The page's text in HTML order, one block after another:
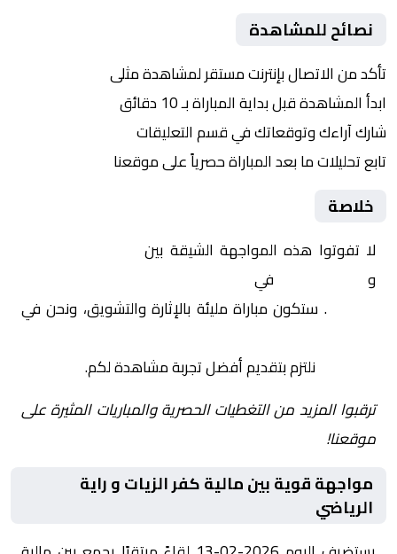
نصائح للمشاهدة
تأكد من الاتصال بإنترنت مستقر لمشاهدة مثلى
ابدأ المشاهدة قبل بداية المباراة بـ 10 دقائق
شارك آراءك وتوقعاتك في قسم التعليقات
تابع تحليلات ما بعد المباراة حصرياً على موقعنا
خلاصة
لا تفوتوا هذه المواجهة الشيقة بين
وراية الرياضي في
. ستكون مباراة مليئة بالإثارة والتشويق، ونحن في
نلتزم بتقديم أفضل تجربة مشاهدة لكم.
ترقبوا المزيد من التغطيات الحصرية والمباريات المثيرة على
موقعنا!
مواجهة قوية بين مالية كفر الزيات و راية
الرياضي